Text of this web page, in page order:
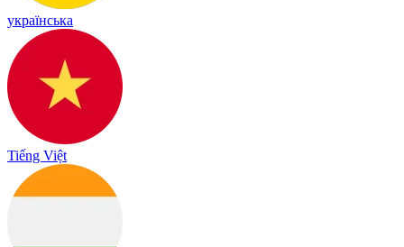
українська
Tiếng Việt